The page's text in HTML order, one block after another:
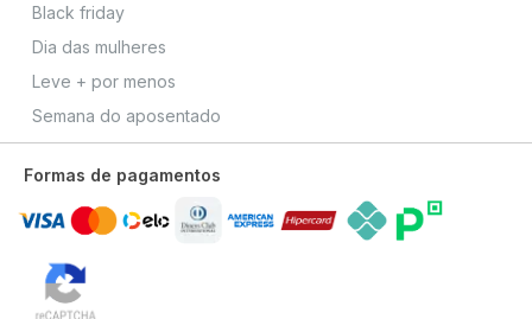
Black friday
Dia das mulheres
Leve + por menos
Semana do aposentado
Formas de pagamentos